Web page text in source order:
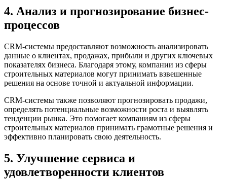
4. Анализ и прогнозирование бизнес-
процессов
CRM-системы предоставляют возможность анализировать
данные о клиентах, продажах, прибыли и других ключевых
показателях бизнеса. Благодаря этому, компании из сферы
строительных материалов могут принимать взвешенные
решения на основе точной и актуальной информации.
CRM-системы также позволяют прогнозировать продажи,
определять потенциальные возможности роста и выявлять
тенденции рынка. Это помогает компаниям из сферы
строительных материалов принимать грамотные решения и
эффективно планировать свою деятельность.
5. Улучшение сервиса и
удовлетворенности клиентов